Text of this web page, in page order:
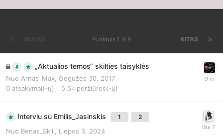
KITAS
Puslapis 1 iš 9
„Aktualios temos“ skilties taisyklės
Nuo Arnas_Max
Gegužės 30, 2017
0 atsakymai(-ų) 5,5k peržiūros(-ų)
Interviu su Emilis_Jasinskis 1 2
Nuo Benas_Skill
Liepos 3, 2024